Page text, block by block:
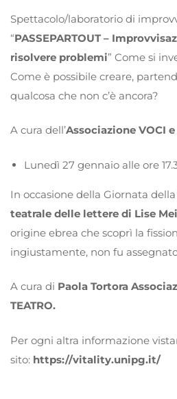
Spettacolo/laboratorio di
“PASSEPARTOUT –
risolvere problemi” Come si
Come è possibile creare,
qualcosa che non c’è ancora?
A cura dell’Associazione VOCI e
Lunedì 27 gennaio alle ore
In occasione della Giornata
teatrale delle lettere di Lise
origine ebrea che scoprì la
ingiustamente, non fu
A cura di Paola Tortora
TEATRO.
Per ogni altra informazione
sito: https://vitality.unipg.it/